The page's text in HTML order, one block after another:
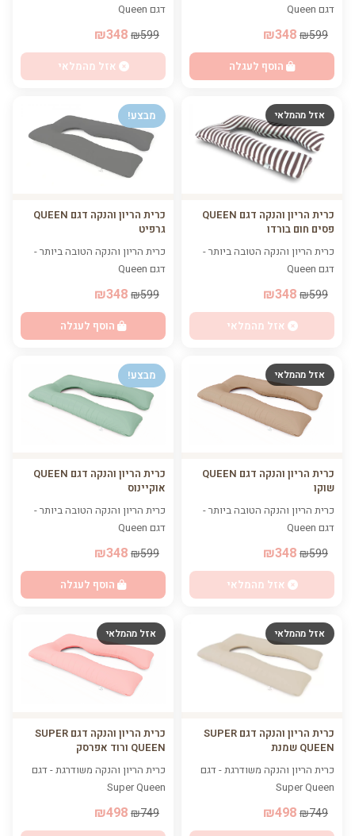
דגם Queen
₪599
הוסף לעגלה
דגם Queen
₪599
אזל מהמלאי
אזל מהמלאי
כרית הריון והנקה דגם QUEEN
פסים חום בורדו
כרית הריון והנקה הטובה ביותר -
דגם Queen
₪599
אזל מהמלאי
מבצע!
כרית הריון והנקה דגם QUEEN
גרפיט
כרית הריון והנקה הטובה ביותר -
דגם Queen
₪599
הוסף לעגלה
אזל מהמלאי
כרית הריון והנקה דגם QUEEN
שוקו
כרית הריון והנקה הטובה ביותר -
דגם Queen
₪599
אזל מהמלאי
מבצע!
כרית הריון והנקה דגם QUEEN
אוקיינוס
כרית הריון והנקה הטובה ביותר -
דגם Queen
₪599
הוסף לעגלה
אזל מהמלאי
כרית הריון והנקה דגם SUPER
QUEEN שמנת
כרית הריון והנקה משודרגת - דגם
Super Queen
₪749
אזל מהמלאי
כרית הריון והנקה דגם SUPER
QUEEN ורוד אפרסק
כרית הריון והנקה משודרגת - דגם
Super Queen
₪749